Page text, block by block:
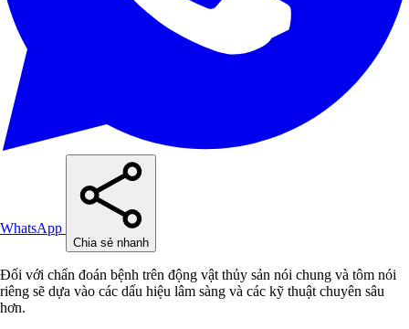
WhatsApp
Chia sẻ nhanh
Đối với chẩn đoán bệnh trên động vật thủy sản nói chung và tôm nói
riêng sẽ dựa vào các dấu hiệu lâm sàng và các kỹ thuật chuyên sâu
hơn.